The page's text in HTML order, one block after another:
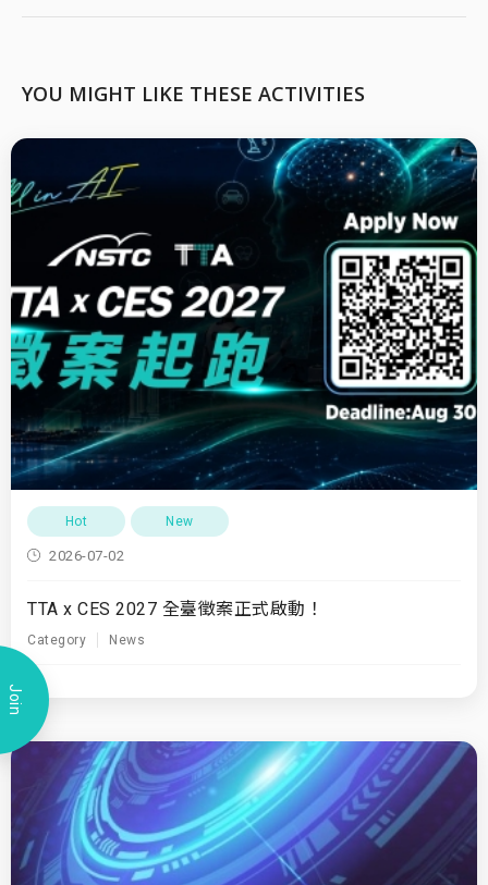
Join
YOU MIGHT LIKE THESE ACTIVITIES
Hot New
2026-07-02
TTA x CES 2027 全臺徵案正式啟動！
Category News